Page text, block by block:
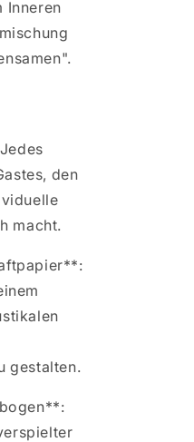
Inneren
den
macht.
gestalten.